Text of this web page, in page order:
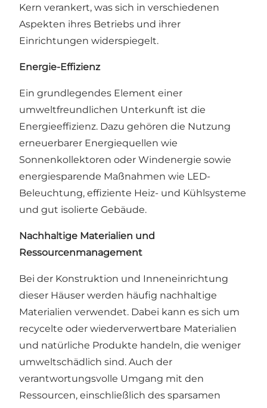
Kern verankert, was sich in verschiedenen
Aspekten ihres Betriebs und ihrer
Einrichtungen widerspiegelt.
Energie-Effizienz
Ein grundlegendes Element einer
umweltfreundlichen Unterkunft ist die
Energieeffizienz. Dazu gehören die Nutzung
erneuerbarer Energiequellen wie
Sonnenkollektoren oder Windenergie sowie
energiesparende Maßnahmen wie LED-
Beleuchtung, effiziente Heiz- und Kühlsysteme
und gut isolierte Gebäude.
Nachhaltige Materialien und
Ressourcenmanagement
Bei der Konstruktion und Inneneinrichtung
dieser Häuser werden häufig nachhaltige
Materialien verwendet. Dabei kann es sich um
recycelte oder wiederverwertbare Materialien
und natürliche Produkte handeln, die weniger
umweltschädlich sind. Auch der
verantwortungsvolle Umgang mit den
Ressourcen, einschließlich des sparsamen